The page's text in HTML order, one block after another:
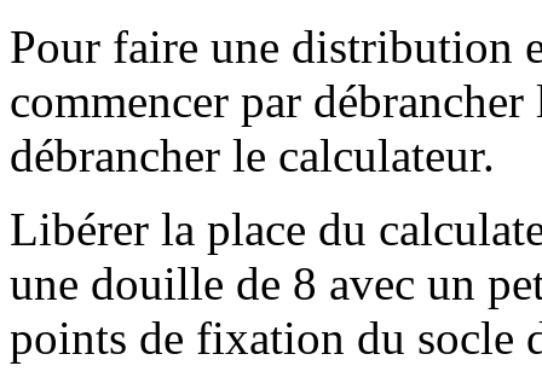
Pour faire une distribution
commencer par
débrancher le calculateur.
Libérer la place du
une douille de 8 avec un
points de fixation du socle